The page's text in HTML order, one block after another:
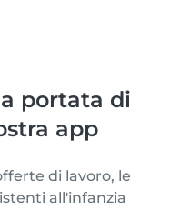
portata di
app
di lavoro, le
all'infanzia